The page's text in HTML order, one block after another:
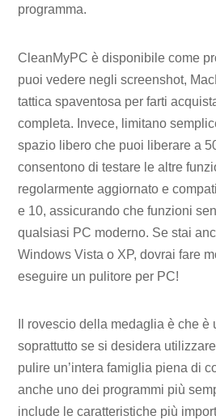
programma.
CleanMyPC è disponibile come
puoi vedere negli screenshot,
tattica spaventosa per farti
completa. Invece, limitano
spazio libero che puoi liberare a
consentono di testare le altre
regolarmente aggiornato e
e 10, assicurando che funzioni
qualsiasi PC moderno. Se stai
Windows Vista o XP, dovrai fare
eseguire un pulitore per PC!
Il rovescio della medaglia è che è
soprattutto se si desidera
pulire un’intera famiglia piena di
anche uno dei programmi più
include le caratteristiche più